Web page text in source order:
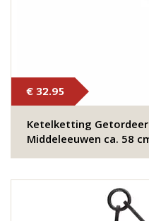
€ 32.95
Ketelketting
Middeleeuwen ca. 58